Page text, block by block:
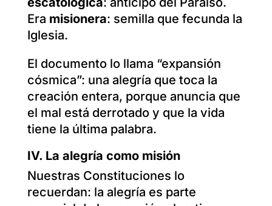
Era misionera: semilla que fecunda la
Iglesia.
El documento lo llama “expansión
cósmica”: una alegría que toca la
creación entera, porque anuncia que
el mal está derrotado y que la vida
tiene la última palabra.
IV. La alegría como misión
Nuestras Constituciones lo
recuerdan: la alegría es parte